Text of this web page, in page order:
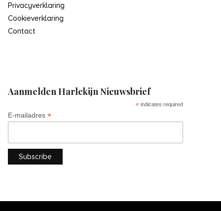
Privacyverklaring
Cookieverklaring
Contact
Aanmelden Harlekijn Nieuwsbrief
* indicates required
E-mailadres *